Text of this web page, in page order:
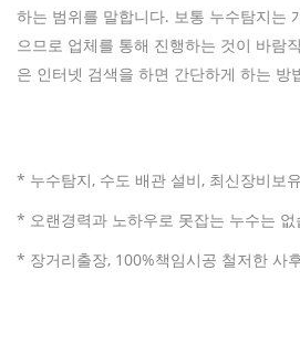
하는 범위를 말합니다. 보통 누수탐지는
으므로 업체를 통해 진행하는 것이 바람
은 인터넷 검색을 하면 간단하게 하는 방
* 누수탐지, 수도 배관 설비, 최신장비보
* 오랜경력과 노하우로 못잡는 누수는
* 장거리출장, 100%책임시공 철저한 사